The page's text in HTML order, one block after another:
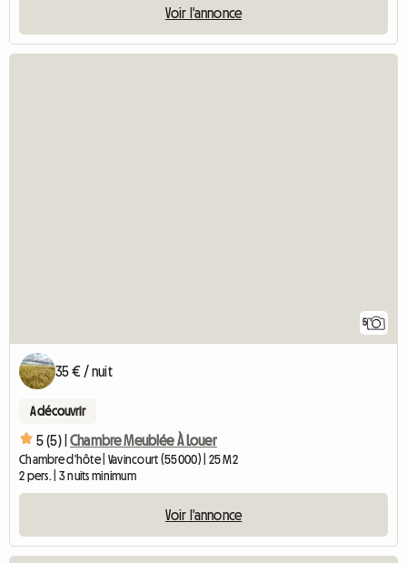
Voir l'annonce
5
35 € / nuit
A découvrir
5 (5) | Chambre Meublée À Louer
Chambre d'hôte | Vavincourt (55000) | 25 M2
2 pers. | 3 nuits minimum
Voir l'annonce